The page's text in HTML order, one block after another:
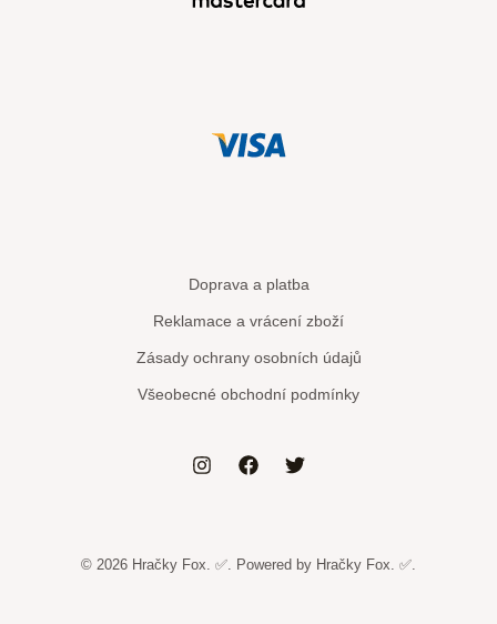
Doprava a platba
Reklamace a vrácení zboží
Zásady ochrany osobních údajů
Všeobecné obchodní podmínky
© 2026 Hračky Fox. ✅. Powered by Hračky Fox. ✅.